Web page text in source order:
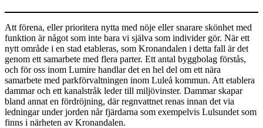
Att förena, eller prioritera nytta med nöje eller snarare skönhet med
funktion är något som inte bara vi själva som individer gör. När ett
nytt område i en stad etableras, som Kronandalen i detta fall är det
genom ett samarbete med flera parter. Ett antal byggbolag förstås,
och för oss inom Lumire handlar det en hel del om ett nära
samarbete med parkförvaltningen inom Luleå kommun. Att etablera
dammar och ett kanalstråk leder till miljövinster. Dammar skapar
bland annat en fördröjning, där regnvattnet renas innan det via
ledningar under jorden når fjärdarna som exempelvis Lulsundet som
finns i närheten av Kronandalen.